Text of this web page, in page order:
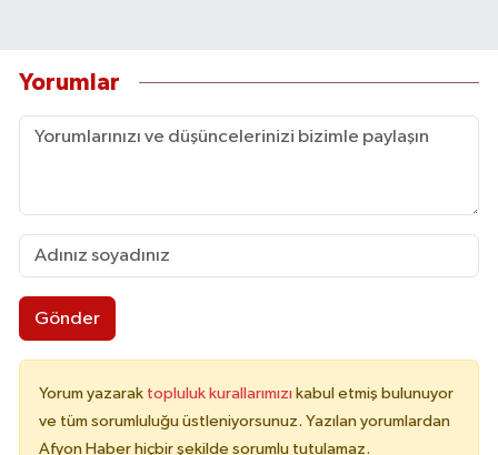
Yorumlar
Gönder
Yorum yazarak topluluk kurallarımızı kabul etmiş bulunuyor
ve tüm sorumluluğu üstleniyorsunuz. Yazılan yorumlardan
Afyon Haber hiçbir şekilde sorumlu tutulamaz.